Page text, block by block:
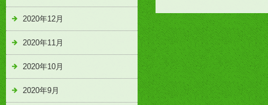
2020年12月
2020年11月
2020年10月
2020年9月